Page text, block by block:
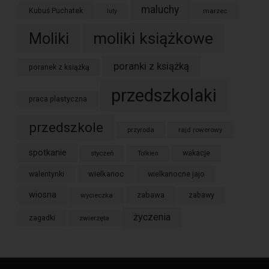
Kubuś Puchatek luty maluchy marzec
Moliki moliki książkowe
poranek z książką poranki z książką
praca plastyczna przedszkolaki
przedszkole przyroda rajd rowerowy
spotkanie styczeń Tolkien wakacje
walentynki wielkanoc wielkanocne jajo
wiosna wycieczka zabawa zabawy
zagadki zwierzęta życzenia